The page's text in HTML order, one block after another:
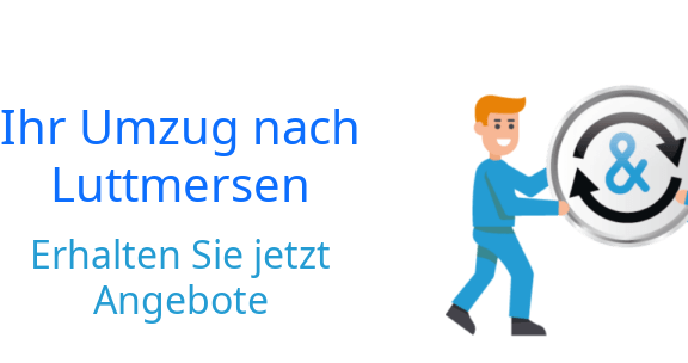
Ihr Umzug nach
Luttmersen
Erhalten Sie jetzt
Angebote